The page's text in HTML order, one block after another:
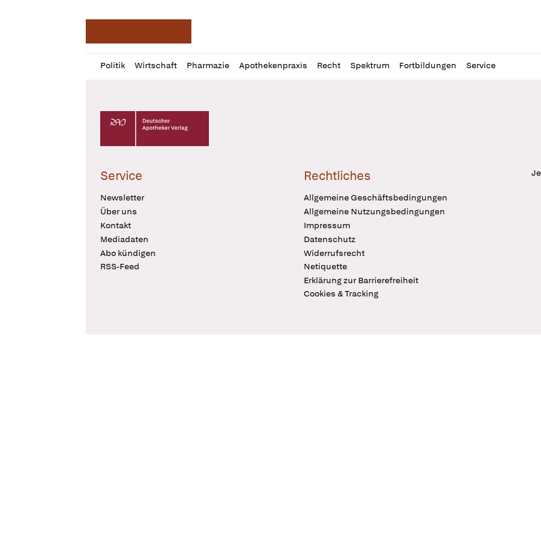
Politik Wirtschaft Pharmazie Apothekenpraxis Recht Spektrum Fortbildungen Service
Profil
öffnen
Daz
Pur
Deutscher Apotheker Verlag Logo
Service
Newsletter
Über uns
Kontakt
Mediadaten
Abo kündigen
RSS-Feed
Rechtliches
Allgemeine Geschäftsbedingungen
Allgemeine Nutzungsbedingungen
Impressum
Datenschutz
Widerrufsrecht
Netiquette
Erklärung zur Barrierefreiheit
Cookies & Tracking